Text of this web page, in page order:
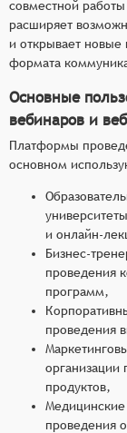
совместной
расширяет
и открывает новые
формата
Основные
вебинаров и
Платформы
основном
и онлайн-
Бизнес-
проведения
программ,
проведения
продуктов,
проведения